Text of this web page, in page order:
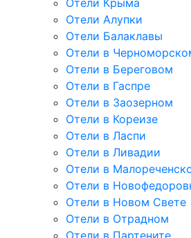
Отели Крыма
Отели Алупки
Отели Балаклавы
Отели в
Отели в Береговом
Отели в Гаспре
Отели в Заозерном
Отели в Кореизе
Отели в Ласпи
Отели в Ливадии
Отели в
Отели в
Отели в Новом Свете
Отели в Отрадном
Отели в Партените